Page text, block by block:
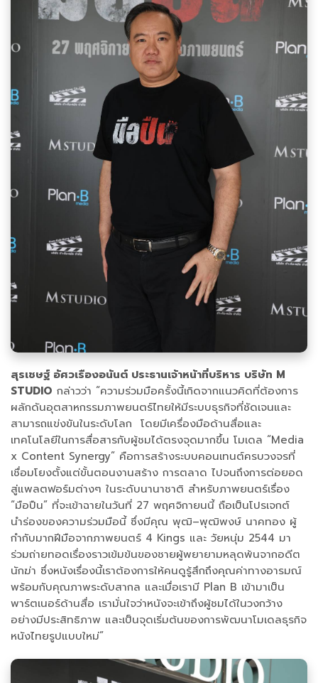
สุรเชษฐ์ อัศวเรืองอนันต์ ประธานเจ้าหน้าที่บริหาร บริษัท M
STUDIO กล่าวว่า “ความร่วมมือครั้งนี้เกิดจากแนวคิดที่ต้องการ
ผลักดันอุตสาหกรรมภาพยนตร์ไทยให้มีระบบธุรกิจที่ชัดเจนและ
สามารถแข่งขันในระดับโลก โดยมีเครื่องมือด้านสื่อและ
เทคโนโลยีในการสื่อสารกับผู้ชมได้ตรงจุดมากขึ้น โมเดล “Media
x Content Synergy” คือการสร้างระบบคอนเทนต์ครบวงจรที่
เชื่อมโยงตั้งแต่ขั้นตอนงานสร้าง การตลาด ไปจนถึงการต่อยอด
สู่แพลตฟอร์มต่างๆ ในระดับนานาชาติ สำหรับภาพยนตร์เรื่อง
“มือปืน” ที่จะเข้าฉายในวันที่ 27 พฤศจิกายนนี้ ถือเป็นโปรเจกต์
นำร่องของความร่วมมือนี้ ซึ่งมีคุณ พุฒิ–พุฒิพงษ์ นาคทอง ผู้
กำกับมากฝีมือจากภาพยนตร์ 4 Kings และ วัยหนุ่ม 2544 มา
ร่วมถ่ายทอดเรื่องราวเข้มข้นของชายผู้พยายามหลุดพ้นจากอดีต
นักฆ่า ซึ่งหนังเรื่องนี้เราต้องการให้คนดูรู้สึกถึงคุณค่าทางอารมณ์
พร้อมกับคุณภาพระดับสากล และเมื่อเรามี Plan B เข้ามาเป็น
พาร์ตเนอร์ด้านสื่อ เรามั่นใจว่าหนังจะเข้าถึงผู้ชมได้ในวงกว้าง
อย่างมีประสิทธิภาพ และเป็นจุดเริ่มต้นของการพัฒนาโมเดลธุรกิจ
หนังไทยรูปแบบใหม่”